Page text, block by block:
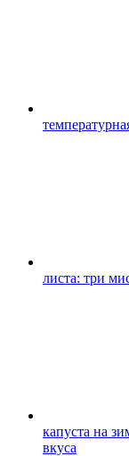
листа: три
капуста на
вкуса